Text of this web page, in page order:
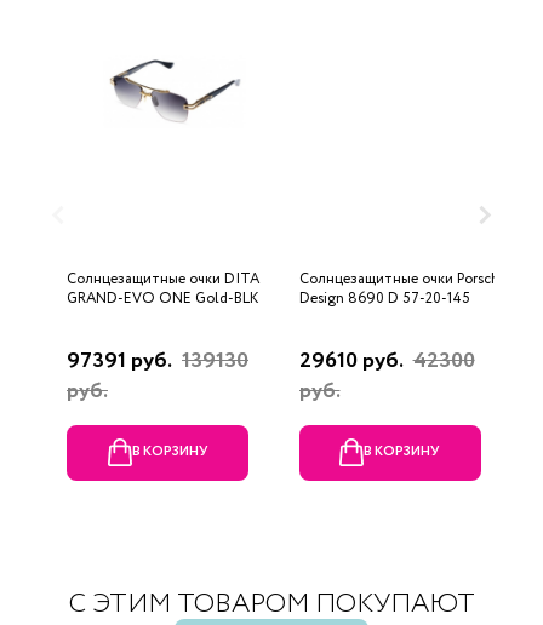
Солнцезащитные очки DITA
GRAND-EVO ONE Gold-BLK
97391 руб. 139130
руб.
В КОРЗИНУ
Солнцезащитные очки Porsche
Design 8690 D 57-20-145
29610 руб. 42300
руб.
В КОРЗИНУ
С ЭТИМ ТОВАРОМ ПОКУПАЮТ